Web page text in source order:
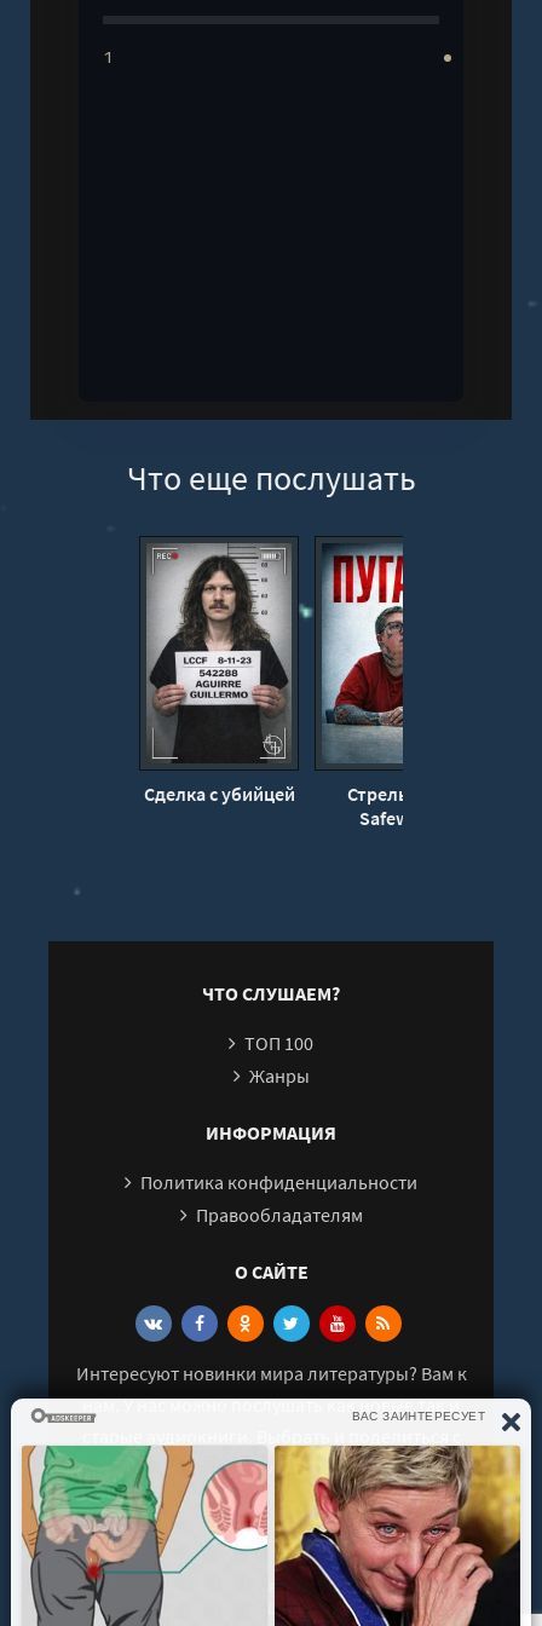
1
Что еще послушать
Сделка с убийцей
Стрельба у
Safeway
ЧТО СЛУШАЕМ?
ТОП 100
Жанры
ИНФОРМАЦИЯ
Политика конфиденциальности
Правообладателям
О САЙТЕ
Интересуют новинки мира литературы? Вам к
нам. У нас можно послушать как новые так и
друзьями лучшими аудиокнигами!
© 2021 - 2026 kniga-audio.net. Все права
защищены.